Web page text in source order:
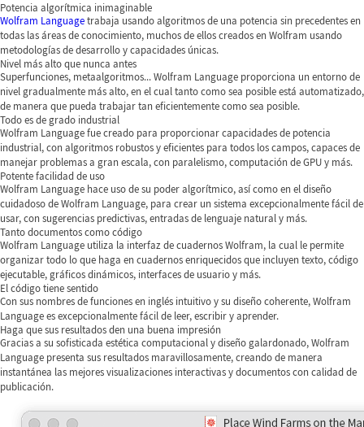
Potencia algorítmica inimaginable
Wolfram Languagetrabaja usando algoritmos de una potencia sin precedentes en
todas las áreas de conocimiento, muchos de ellos creados en Wolfram usando
metodologías de desarrollo y capacidades únicas.
Nivel más alto que nunca antes
Superfunciones, metaalgoritmos... Wolfram Language proporciona un entorno de
nivel gradualmente más alto, en el cual tanto como sea posible está automatizado,
de manera que pueda trabajar tan eficientemente como sea posible.
Todo es de grado industrial
Wolfram Language fue creado para proporcionar capacidades de potencia
industrial, con algoritmos robustos y eficientes para todos los campos, capaces de
manejar problemas a gran escala, con paralelismo, computación de GPU y más.
Potente facilidad de uso
Wolfram Language hace uso de su poder algorítmico, así como en el diseño
cuidadoso de Wolfram Language, para crear un sistema excepcionalmente fácil de
usar, con sugerencias predictivas, entradas de lenguaje natural y más.
Tanto documentos como código
Wolfram Language utiliza la interfaz de cuadernos Wolfram, la cual le permite
organizar todo lo que haga en cuadernos enriquecidos que incluyen texto, código
ejecutable, gráficos dinámicos, interfaces de usuario y más.
El código tiene sentido
Con sus nombres de funciones en inglés intuitivo y su diseño coherente, Wolfram
Language es excepcionalmente fácil de leer, escribir y aprender.
Haga que sus resultados den una buena impresión
Gracias a su sofisticada estética computacional y diseño galardonado, Wolfram
Language presenta sus resultados maravillosamente, creando de manera
instantánea las mejores visualizaciones interactivas y documentos con calidad de
publicación.